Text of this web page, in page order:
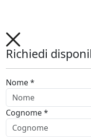
Richiedi
Nome *
Cognome *